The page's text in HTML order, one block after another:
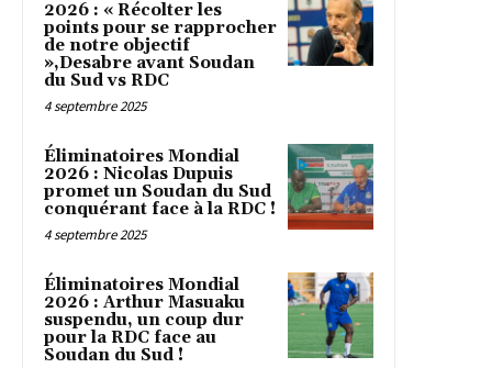
2026 : « Récolter les
points pour se rapprocher
de notre objectif
»,Desabre avant Soudan
du Sud vs RDC
4 septembre 2025
Éliminatoires Mondial
2026 : Nicolas Dupuis
promet un Soudan du Sud
conquérant face à la RDC !
4 septembre 2025
Éliminatoires Mondial
2026 : Arthur Masuaku
suspendu, un coup dur
pour la RDC face au
Soudan du Sud !